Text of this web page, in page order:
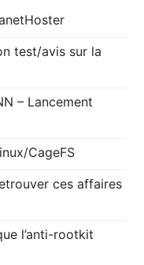
test/avis sur la
– Lancement
CageFS
ces affaires
l’anti-rootkit